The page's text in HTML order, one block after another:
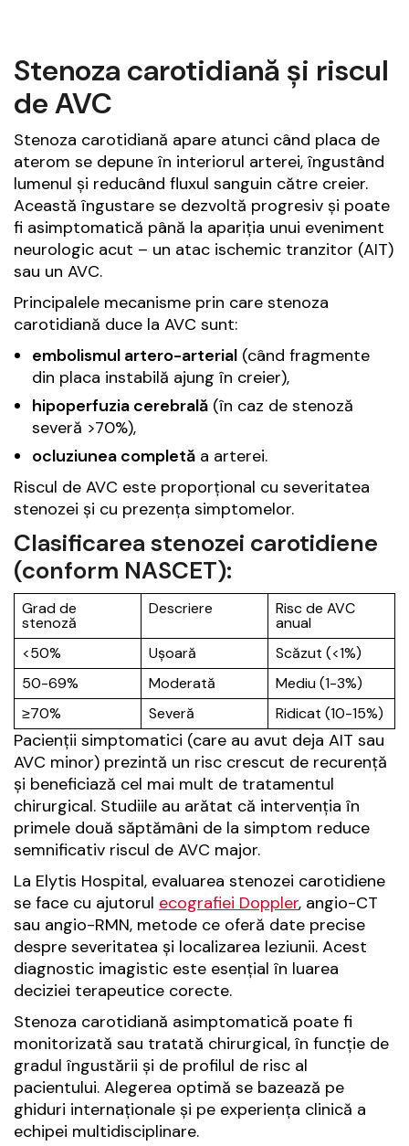
Stenoza carotidiană și riscul
de AVC
Stenoza carotidiană apare atunci când placa de
aterom se depune în interiorul arterei, îngustând
lumenul și reducând fluxul sanguin către creier.
Această îngustare se dezvoltă progresiv și poate
fi asimptomatică până la apariția unui eveniment
neurologic acut – un atac ischemic tranzitor (AIT)
sau un AVC.
Principalele mecanisme prin care stenoza
carotidiană duce la AVC sunt:
embolismul artero-arterial (când fragmente
din placa instabilă ajung în creier),
hipoperfuzia cerebrală (în caz de stenoză
severă >70%),
ocluziunea completă a arterei.
Riscul de AVC este proporțional cu severitatea
stenozei și cu prezența simptomelor.
Clasificarea stenozei carotidiene
(conform NASCET):
Grad de
stenoză
Descriere Risc de AVC
anual
<50%
Ușoară
Scăzut (<1%)
50-69%
Moderată
Mediu (1-3%)
≥70%
Severă Ridicat (10-15%)
Pacienții simptomatici (care au avut deja AIT sau
AVC minor) prezintă un risc crescut de recurență
și beneficiază cel mai mult de tratamentul
chirurgical. Studiile au arătat că intervenția în
primele două săptămâni de la simptom reduce
semnificativ riscul de AVC major.
La Elytis Hospital, evaluarea stenozei carotidiene
se face cu ajutorul ecografiei Doppler, angio-CT
sau angio-RMN, metode ce oferă date precise
despre severitatea și localizarea leziunii. Acest
diagnostic imagistic este esențial în luarea
deciziei terapeutice corecte.
Stenoza carotidiană asimptomatică poate fi
monitorizată sau tratată chirurgical, în funcție de
gradul îngustării și de profilul de risc al
pacientului. Alegerea optimă se bazează pe
ghiduri internaționale și pe experiența clinică a
echipei multidisciplinare.